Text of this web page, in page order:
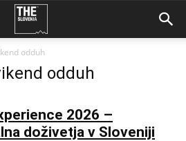
odduh
odduh
2026 –
doživetja v Sloveniji